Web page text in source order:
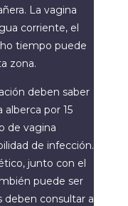
La vagina
corriente, el
tiempo puede
zona.
deben saber
por 15
de vagina
de infección.
junto con el
puede ser
deben consultar a